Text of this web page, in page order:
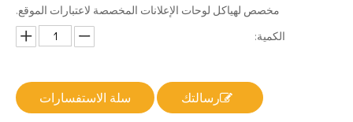
مخصص لهياكل لوحات الإعلانات المخصصة لاعتبارات الموقع.
الكمية:
رسالتك سلة الاستفسارات